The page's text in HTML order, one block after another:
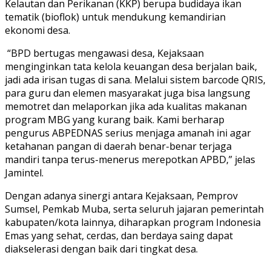
Kelautan dan Perikanan (KKP) berupa budidaya ikan
tematik (bioflok) untuk mendukung kemandirian
ekonomi desa.
“BPD bertugas mengawasi desa, Kejaksaan
menginginkan tata kelola keuangan desa berjalan baik,
jadi ada irisan tugas di sana. Melalui sistem barcode QRIS,
para guru dan elemen masyarakat juga bisa langsung
memotret dan melaporkan jika ada kualitas makanan
program MBG yang kurang baik. Kami berharap
pengurus ABPEDNAS serius menjaga amanah ini agar
ketahanan pangan di daerah benar-benar terjaga
mandiri tanpa terus-menerus merepotkan APBD,” jelas
Jamintel.
Dengan adanya sinergi antara Kejaksaan, Pemprov
Sumsel, Pemkab Muba, serta seluruh jajaran pemerintah
kabupaten/kota lainnya, diharapkan program Indonesia
Emas yang sehat, cerdas, dan berdaya saing dapat
diakselerasi dengan baik dari tingkat desa.